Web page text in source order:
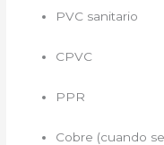
PVC sanitario
CPVC
PPR
Cobre (cuando